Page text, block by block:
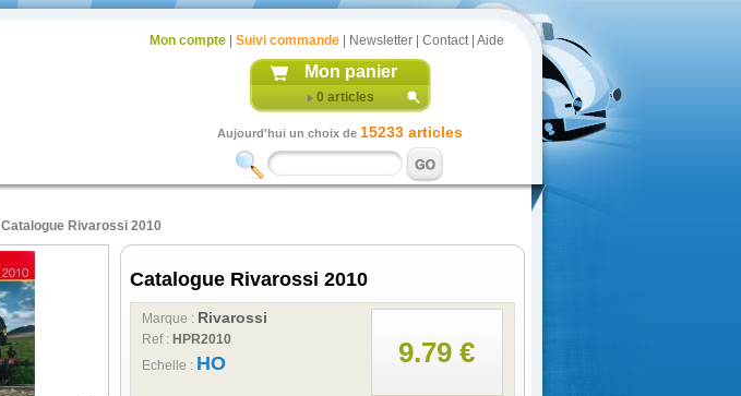
Mon compte| Suivi commande| Newsletter| Contact| Aide
Mon panier
0 articles
Aujourd'hui un choix de 15233 articles
Catalogue Rivarossi 2010
Catalogue Rivarossi 2010
Marque : Rivarossi
Ref : HPR2010
Echelle : HO 9.79 €